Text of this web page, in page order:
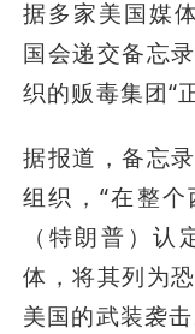
据多家美国媒
国会递交备忘
织的贩毒集团“
据报道，备忘
组织，“在整
（特朗普）
体，将其列为
美国的武装袭